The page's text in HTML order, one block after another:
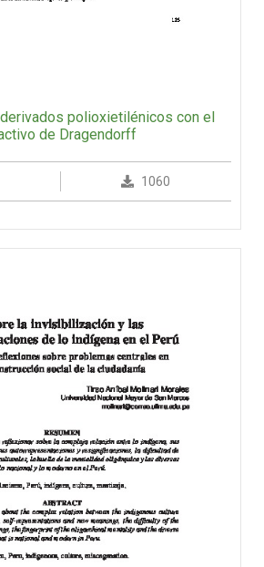
polioxietilénicos con el
de Dragendorff
1060